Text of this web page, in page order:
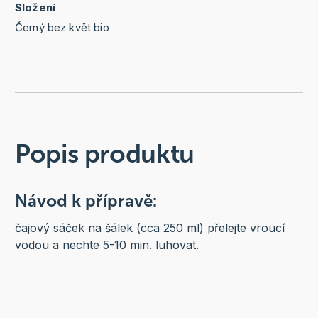
Složení
Černý bez květ bio
Popis produktu
Návod k přípravě:
čajový sáček na šálek (cca 250 ml) přelejte vroucí
vodou a nechte 5-10 min. luhovat.